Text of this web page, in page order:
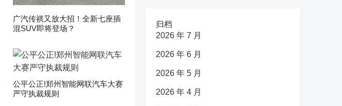
广汽传祺又放大招！全新七座插
混SUV即将登场？
公平公正!郑州智能网联汽车大赛
严守执裁规则
归档
2026 年 7 月
2026 年 6 月
2026 年 5 月
2026 年 4 月